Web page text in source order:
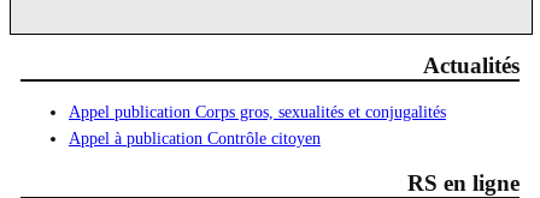
Actualités
Appel publication Corps gros, sexualités et conjugalités
Appel à publication Contrôle citoyen
RS en ligne